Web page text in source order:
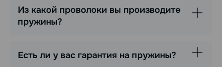
Из какой проволоки вы производите
пружины?
Есть ли у вас гарантия на пружины?